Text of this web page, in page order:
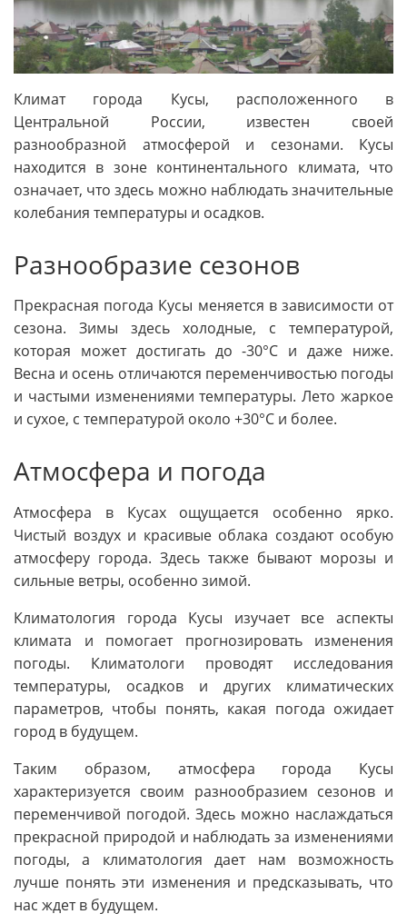
Климат города Кусы, расположенного в
Центральной России, известен своей
разнообразной атмосферой и сезонами. Кусы
находится в зоне континентального климата, что
означает, что здесь можно наблюдать значительные
колебания температуры и осадков.
Разнообразие сезонов
Прекрасная погода Кусы меняется в зависимости от
сезона. Зимы здесь холодные, с температурой,
которая может достигать до -30°C и даже ниже.
Весна и осень отличаются переменчивостью погоды
и частыми изменениями температуры. Лето жаркое
и сухое, с температурой около +30°C и более.
Атмосфера и погода
Атмосфера в Кусах ощущается особенно ярко.
Чистый воздух и красивые облака создают особую
атмосферу города. Здесь также бывают морозы и
сильные ветры, особенно зимой.
Климатология города Кусы изучает все аспекты
климата и помогает прогнозировать изменения
погоды. Климатологи проводят исследования
температуры, осадков и других климатических
параметров, чтобы понять, какая погода ожидает
город в будущем.
Таким образом, атмосфера города Кусы
характеризуется своим разнообразием сезонов и
переменчивой погодой. Здесь можно наслаждаться
прекрасной природой и наблюдать за изменениями
погоды, а климатология дает нам возможность
лучше понять эти изменения и предсказывать, что
нас ждет в будущем.